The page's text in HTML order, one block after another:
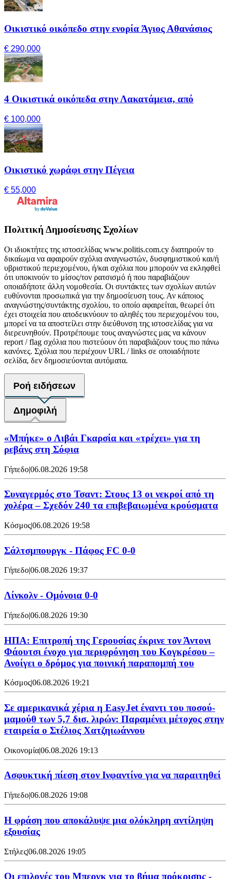
Οικιστικό οικόπεδο στην ενορία Άγιος Αθανάσιος
€ 290,000
4 Οικιστικά οικόπεδα στην Λακατάμεια, από
€ 100,000
Οικιστικό χωράφι στην Πέγεια
€ 55,000
Πολιτική Δημοσίευσης Σχολίων
Οι ιδιοκτήτες της ιστοσελίδας www.politis.com.cy διατηρούν το
δικαίωμα να αφαιρούν σχόλια αναγνωστών, δυσφημιστικού και/ή
υβριστικού περιεχομένου, ή/και σχόλια που μπορούν να εκληφθεί
ότι υποκινούν το μίσος/τον ρατσισμό ή που παραβιάζουν
οποιαδήποτε άλλη νομοθεσία. Οι συντάκτες των σχολίων αυτών
ευθύνονται προσωπικά για την δημοσίευση τους. Αν κάποιος
αναγνώστης/συντάκτης σχολίου, το οποίο αφαιρείται, θεωρεί ότι
έχει στοιχεία που αποδεικνύουν το αληθές του περιεχομένου του,
μπορεί να τα αποστείλει στην διεύθυνση της ιστοσελίδας για να
διερευνηθούν. Προτρέπουμε τους αναγνώστες μας να κάνουν
report / flag σχόλια που πιστεύουν ότι παραβιάζουν τους πιο πάνω
κανόνες. Σχόλια που περιέχουν URL / links σε οποιαδήποτε
σελίδα, δεν δημοσιεύονται αυτόματα.
Ροή ειδήσεων
Δημοφιλή
«Μπήκε» ο Λιβάι Γκαρσία και «τρέχει» για τη
ρεβάνς στη Σόφια
Γήπεδο|06.08.2026 19:58
Συναγερμός στο Τσαντ: Στους 13 οι νεκροί από τη
χολέρα – Σχεδόν 240 τα επιβεβαιωμένα κρούσματα
Κόσμος|06.08.2026 19:58
Σάλτσμπουργκ - Πάφος FC 0-0
Γήπεδο|06.08.2026 19:37
Λίνκολν - Ομόνοια 0-0
Γήπεδο|06.08.2026 19:30
ΗΠΑ: Επιτροπή της Γερουσίας έκρινε τον Άντονι
Φάουτσι ένοχο για περιφρόνηση του Κογκρέσου –
Ανοίγει ο δρόμος για ποινική παραπομπή του
Κόσμος|06.08.2026 19:21
Σε αμερικανικά χέρια η EasyJet έναντι του ποσού-
μαμούθ των 5,7 δισ. λιρών: Παραμένει μέτοχος στην
εταιρεία ο Στέλιος Χατζηιωάννου
Οικονομία|06.08.2026 19:13
Ασφυκτική πίεση στον Ινφαντίνο για να παραιτηθεί
Γήπεδο|06.08.2026 19:08
Η φράση που αποκάλυψε μια ολόκληρη αντίληψη
εξουσίας
Στήλες|06.08.2026 19:05
Οι επιλογές του Μπεργκ για το βήμα πρόκρισης -